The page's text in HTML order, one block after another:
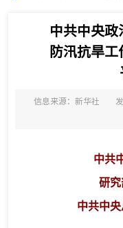
中共中央
防汛抗旱
信息来源：新华社
中共
研
中共中